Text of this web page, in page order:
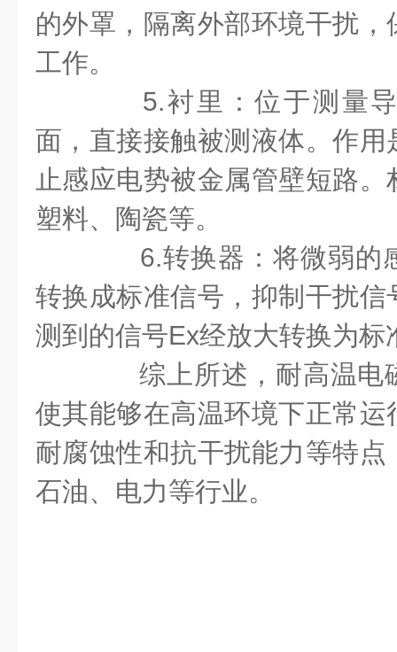
的外罩，隔离外部环境干扰
工作。
5.衬里：位于测量导
面，直接接触被测液体。作
止感应电势被金属管壁短路
塑料、陶瓷等。
6.转换器：将微弱的
转换成标准信号，抑制干扰
测到的信号Ex经放大转换为标
综上所述，耐高温电
使其能够在高温环境下正常
耐腐蚀性和抗干扰能力等特
石油、电力等行业。